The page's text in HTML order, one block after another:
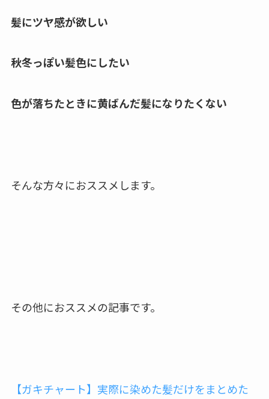
髪にツヤ感が欲しい
秋冬っぽい髪色にしたい
色が落ちたときに黄ばんだ髪になりたくない
そんな方々におススメします。
その他におススメの記事です。
【ガキチャート】実際に染めた髪だけをまとめた